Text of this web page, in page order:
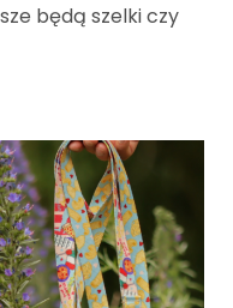
będą szelki czy